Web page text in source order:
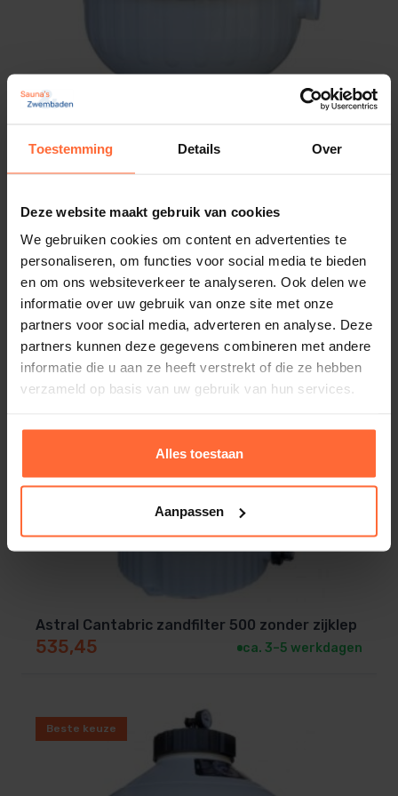
Toestemming Details Over
Deze website maakt gebruik van cookies
We gebruiken cookies om content en advertenties te
personaliseren, om functies voor social media te bieden
en om ons websiteverkeer te analyseren. Ook delen we
informatie over uw gebruik van onze site met onze
partners voor social media, adverteren en analyse. Deze
partners kunnen deze gegevens combineren met andere
informatie die u aan ze heeft verstrekt of die ze hebben
verzameld op basis van uw gebruik van hun services.
Alles toestaan
Aanpassen
Astral Cantabric zandfilter 400 zonder zijklep
Astral Cantabric zandfilter 500 zonder zijklep
535,45 ca. 3–5 werkdagen
Beste keuze